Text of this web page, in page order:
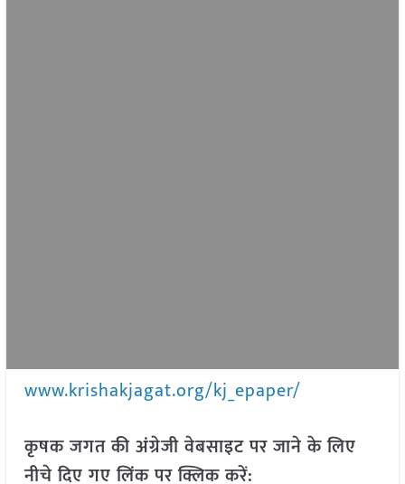
www.krishakjagat.org/kj_epaper/
कृषक जगत की अंग्रेजी वेबसाइट पर जाने के लिए
नीचे दिए गए लिंक पर क्लिक करें: